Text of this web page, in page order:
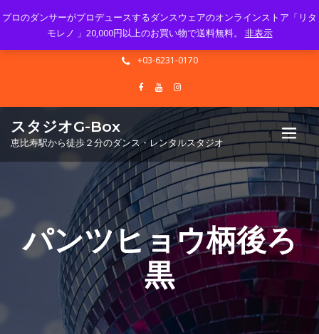
Mon - Sun 10.00 - 23.00
info@gbox-tango.com
+03-6231-0170
スタジオG-Box
恵比寿駅から徒歩２分のダンス・レンタルスタジオ
パンツヒョウ柄後ろ
黒
プロのダンサーがプロデュースするダンスウェアのオンラインストア「リタ
モレノ 」20,000円以上のお買い物で送料無料。 非表示